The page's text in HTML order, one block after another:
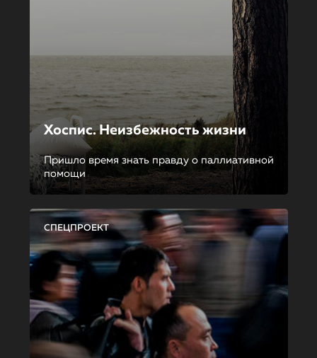
Хоспис. Неизбежность жизни
Пришло время знать правду о паллиативной
помощи
СПЕЦПРОЕКТ